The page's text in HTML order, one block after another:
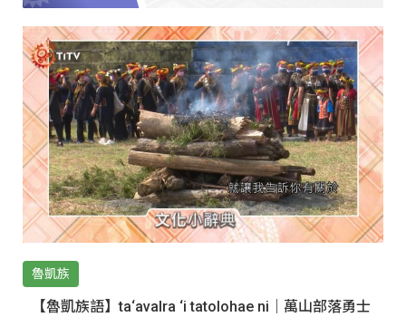
魯凱族
【魯凱族語】ta‘avalra ‘i tatolohae ni｜萬山部落勇士